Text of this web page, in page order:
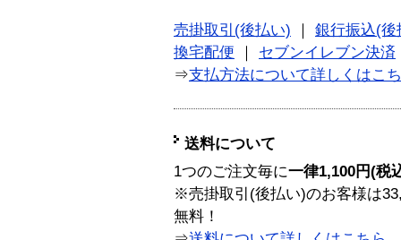
売掛取引(後払い)
銀行振込(後
換宅配便
セブンイレブン決済
⇒支払方法について詳しくはこ
送料について
1つのご注文毎に一律1,100円(税
※売掛取引(後払い)のお客様は
無料！